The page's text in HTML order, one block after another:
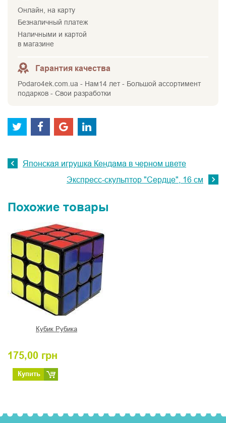
Онлайн, на карту
Безналичный платеж
Наличными и картой
в магазине
Гарантия качества
Podaro4ek.com.ua - Нам14 лет - Большой ассортимент
подарков - Свои разработки
Японская игрушка Кендама в черном цветe
Экспресс-скульптор "Сердце", 16 см
Похожие товары
Кубик Рубика
175,00 грн
Купить